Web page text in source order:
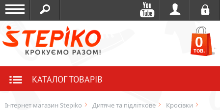
0
тов.
КАТАЛОГ ТОВАРІВ
Інтернет магазин Stepiko Дитяче та підліткове
Кросівки